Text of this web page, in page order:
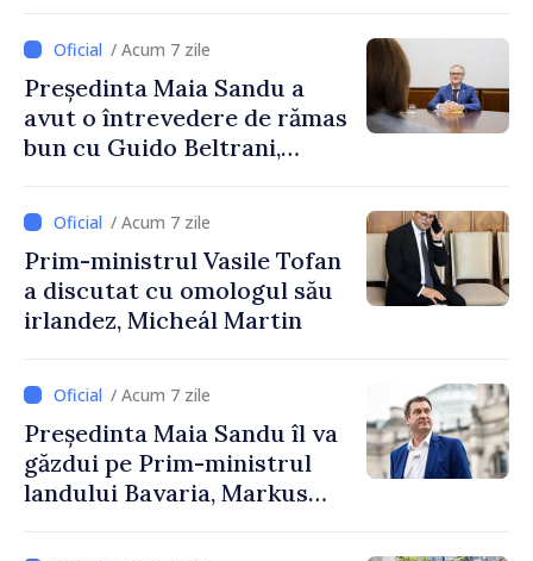
/ Acum 7 zile
Președinta Maia Sandu a
avut o întrevedere de rămas
bun cu Guido Beltrani,
Cooperare al Elveției în
Republica Moldova
/ Acum 7 zile
Prim-ministrul Vasile Tofan
a discutat cu omologul său
irlandez, Micheál Martin
/ Acum 7 zile
Președinta Maia Sandu îl va
găzdui pe Prim-ministrul
landului Bavaria, Markus